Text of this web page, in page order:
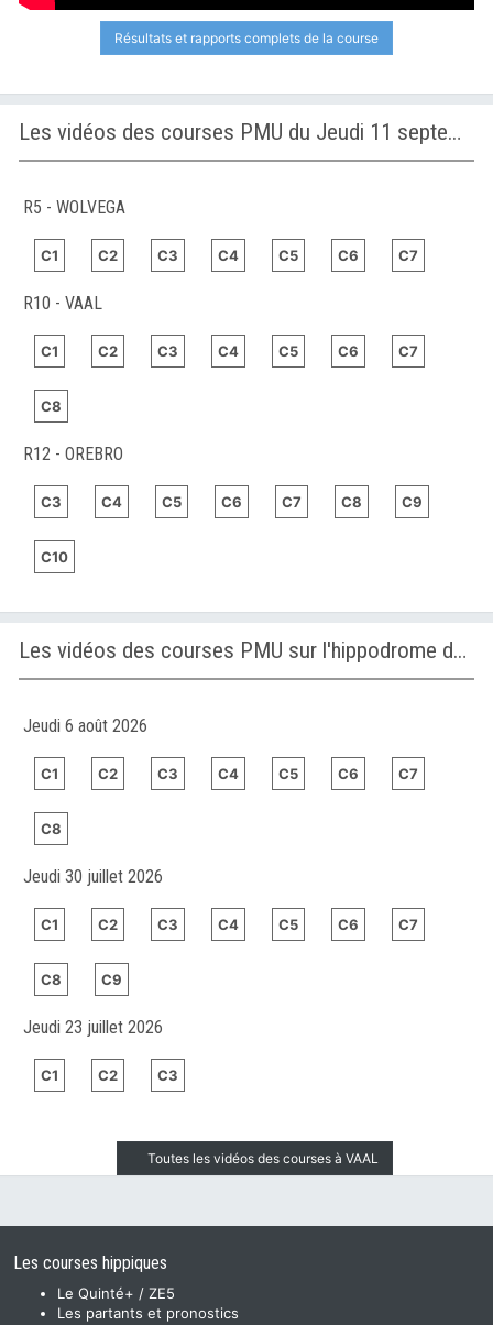
Résultats et rapports complets de la course
Les vidéos des courses PMU du Jeudi 11 septembre 2025
R5 - WOLVEGA
C1 C2 C3 C4 C5 C6 C7
R10 - VAAL
C1 C2 C3 C4 C5 C6 C7
C8
R12 - OREBRO
C3 C4 C5 C6 C7 C8 C9
C10
Les vidéos des courses PMU sur l'hippodrome de VAAL
Jeudi 6 août 2026
C1 C2 C3 C4 C5 C6 C7
C8
Jeudi 30 juillet 2026
C1 C2 C3 C4 C5 C6 C7
C8 C9
Jeudi 23 juillet 2026
C1 C2 C3
Toutes les vidéos des courses à VAAL
Les courses hippiques
Le Quinté+ / ZE5
Les partants et pronostics